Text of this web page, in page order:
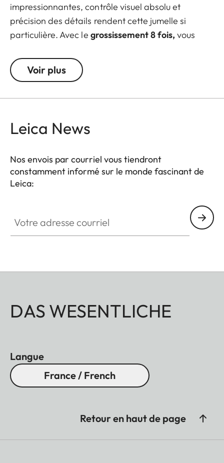
impressionnantes, contrôle visuel absolu et
précision des détails rendent cette jumelle si
particulière. Avec le grossissement 8 fois, vous
observations mémorables. Que ce soit en balade
dominicale ou lors d’une régate de voile, les
Voir plus
Leica News
Nos envois par courriel vous tiendront
constamment informé sur le monde fascinant de
Leica:
DAS WESENTLICHE
Langue
France / French
Retour en haut de page